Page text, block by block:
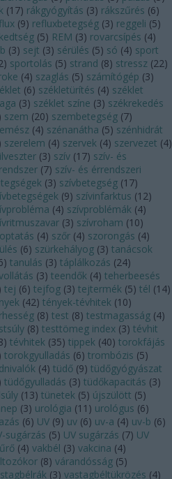
(17) rákgyógyítás (3) rákszűrés (6)
(9) refluxbetegség (3) reggeli (5)
(5) REM (3) rovarcsípés (4)
(3) sejt (3) sérülés (5) só (4) sport
) sportolás (5) strand (8) stressz (22)
(4) szaglás (5) számítógép (3)
(6) székletürítés (4) széklet
(3) széklet színe (3) székrekedés
szem (20) szembetegség (7)
(4) szénanátha (5) szénhidrát
szerelem (4) szervek (4) szervezet (4)
(3) szív (17) szív- és
(7) szív- és érrendszeri
(3) szívbetegség (17)
(9) szívinfarktus (12)
(4) szívproblémák (4)
(3) szívroham (10)
(4) szőr (4) szorongás (4)
(6) szürkehályog (3) tanácsok
) tanulás (3) táplálkozás (24)
(3) teendők (4) teherbeesés
tej (6) tejfog (3) tejtermék (5) tél (14)
(42) tények-tévhitek (10)
(8) test (8) testmagasság (4)
(8) testtömeg index (3) tévhit
) tévhitek (35) tippek (40) torokfájás
torokgyulladás (6) trombózis (5)
(4) tüdő (9) tüdőgyógyászat
tüdőgyulladás (3) tüdőkapacitás (3)
(13) tünetek (5) újszülött (5)
(3) urológia (11 ) urológus (6)
(6) UV (9) uv (6) uv-a (4) uv-b (6)
sugárzás (5) UV sugárzás (7) UV
(4) vakbél (3) vakcina (4)
(8) várandósság (5)
(3) vastagbéltükrözés (4)